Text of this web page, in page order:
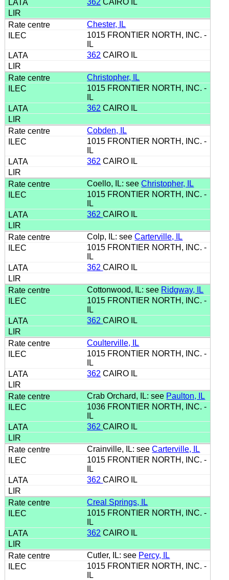
Chester, IL
1015 FRONTIER NORTH, INC. -
IL
362 CAIRO IL
Christopher, IL
1015 FRONTIER NORTH, INC. -
IL
362 CAIRO IL
Cobden, IL
1015 FRONTIER NORTH, INC. -
IL
362 CAIRO IL
Coello, IL: seeChristopher, IL
1015 FRONTIER NORTH, INC. -
IL
362CAIRO IL
Colp, IL: seeCarterville, IL
1015 FRONTIER NORTH, INC. -
IL
362CAIRO IL
Cottonwood, IL: see Ridgway, IL
1015 FRONTIER NORTH, INC. -
IL
362CAIRO IL
Coulterville, IL
1015 FRONTIER NORTH, INC. -
IL
362 CAIRO IL
Crab Orchard, IL: see Paulton, IL
1036 FRONTIER NORTH, INC. -
IL
362CAIRO IL
Crainville, IL: seeCarterville, IL
1015 FRONTIER NORTH, INC. -
IL
362CAIRO IL
Creal Springs, IL
1015 FRONTIER NORTH, INC. -
IL
362 CAIRO IL
Cutler, IL: see Percy, IL
1015 FRONTIER NORTH, INC. -
IL